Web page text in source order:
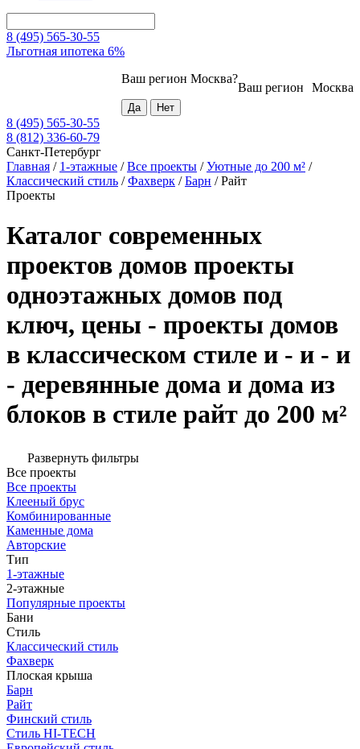
8 (495) 565-30-55
Льготная ипотека 6%
Москва
Ваш регион
Ваш регион Москва?
8 (495) 565-30-55
8 (812) 336-60-79
Санкт-Петербург
Главная / 1-этажные /Все проекты /Уютные до 200 м² /
Классический стиль /Фахверк /Барн /Райт
Проекты
Каталог современных
проектов домов проекты
одноэтажных домов под
ключ, цены - проекты домов
в классическом стиле и - и - и
- деревянные дома и дома из
блоков в стиле райт до 200 м²
Развернуть фильтры
Все проекты
Все проекты
Клееный брус
Комбинированные
Каменные дома
Авторские
Тип
1-этажные
2-этажные
Популярные проекты
Бани
Стиль
Классический стиль
Фахверк
Плоская крыша
Барн
Райт
Финский стиль
Стиль HI-TECH